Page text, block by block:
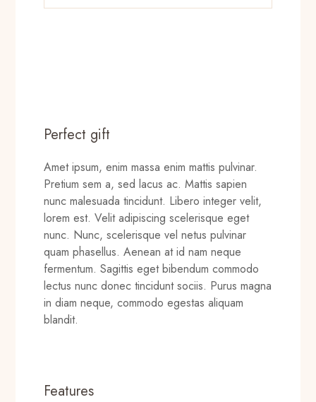
Perfect gift
Amet ipsum, enim massa enim mattis pulvinar.
Pretium sem a, sed lacus ac. Mattis sapien
nunc malesuada tincidunt. Libero integer velit,
lorem est. Velit adipiscing scelerisque eget
nunc. Nunc, scelerisque vel netus pulvinar
quam phasellus. Aenean at id nam neque
fermentum. Sagittis eget bibendum commodo
lectus nunc donec tincidunt sociis. Purus magna
in diam neque, commodo egestas aliquam
blandit.
Features